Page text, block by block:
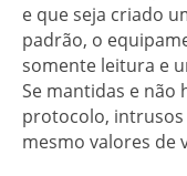
e que seja criado
padrão, o
somente leitura e
Se mantidas e não
protocolo,
mesmo valores de